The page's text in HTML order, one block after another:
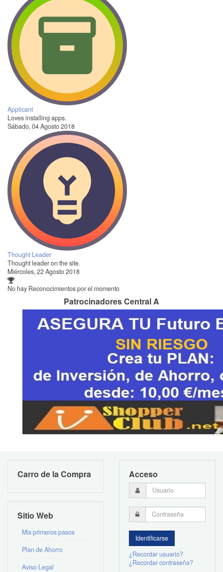
Applicant
Loves installing apps.
Sábado, 04 Agosto 2018
Thought Leader
Thought leader on the site.
Miércoles, 22 Agosto 2018
No hay Reconocimientos por el momento
Patrocinadores Central A
Carro de la Compra
Sitio Web
Mis primeros pasos
Plan de Ahorro
Aviso Legal
Acceso
¿Recordar usuario?
¿Recordar contraseña?